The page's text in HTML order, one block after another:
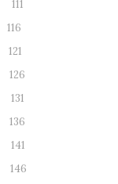
111
116
121
126
131
136
141
146